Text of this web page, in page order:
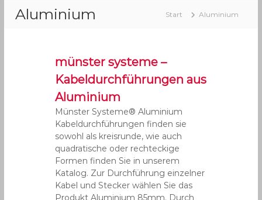
Aluminium Start Aluminium
münster systeme –
Kabeldurchführungen aus
Aluminium
Münster Systeme® Aluminium
Kabeldurchführungen finden sie
sowohl als kreisrunde, wie auch
quadratische oder rechteckige
Formen finden Sie in unserem
Katalog. Zur Durchführung einzelner
Kabel und Stecker wählen Sie das
Produkt Aluminium 85mm. Durch